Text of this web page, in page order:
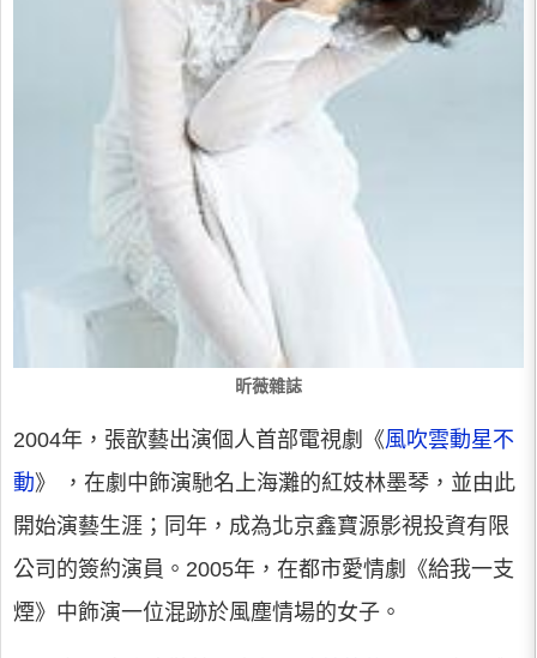
昕薇雜誌
2004年，張歆藝出演個人首部電視劇《風吹雲動星不
動》 ，在劇中飾演馳名上海灘的紅妓林墨琴，並由此
開始演藝生涯；同年，成為北京鑫寶源影視投資有限
公司的簽約演員。2005年，在都市愛情劇《給我一支
煙》中飾演一位混跡於風塵情場的女子。